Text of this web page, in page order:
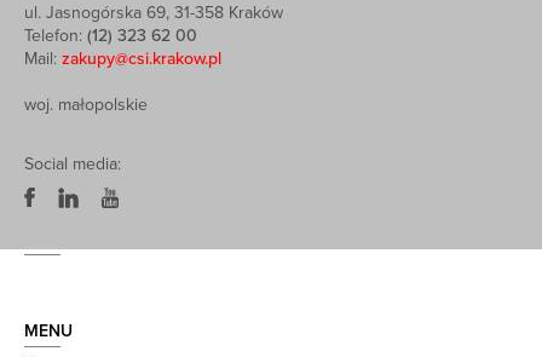
ul. Jasnogórska 69, 31-358 Kraków
Telefon: (12) 323 62 00
Mail: zakupy@csi.krakow.pl
woj. małopolskie
Social media:
MENU